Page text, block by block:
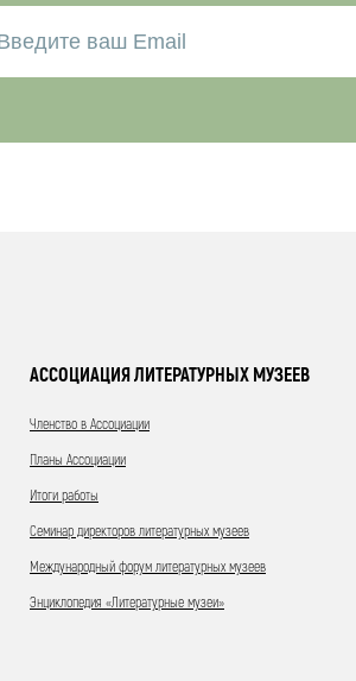
АССОЦИАЦИЯ ЛИТЕРАТУРНЫХ МУЗЕЕВ
Членство в Ассоциации
Планы Ассоциации
Итоги работы
Семинар директоров литературных музеев
Международный форум литературных музеев
Энциклопедия «Литературные музеи»